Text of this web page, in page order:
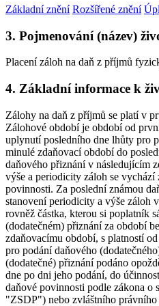
Základní znění Rozšířené znění
3. Pojmenování (název)
Placení záloh na daň z příjmů
4. Základní informace k
Zálohy na daň z příjmů se platí v
Zálohové období je období od
uplynutí posledního dne lhůty pro
minulé zdaňovací období do
daňového přiznání v následujícím
výše a periodicity záloh se vychází
povinnosti. Za poslední známou
stanovení periodicity a výše záloh
rovněž částka, kterou si poplatník
(dodatečném) přiznání za období
zdaňovacímu období, s platností
pro podání daňového
(dodatečné) přiznání podáno
dne po dni jeho podání, do
daňové povinnosti podle zákona o
"ZSDP") nebo zvláštního právního